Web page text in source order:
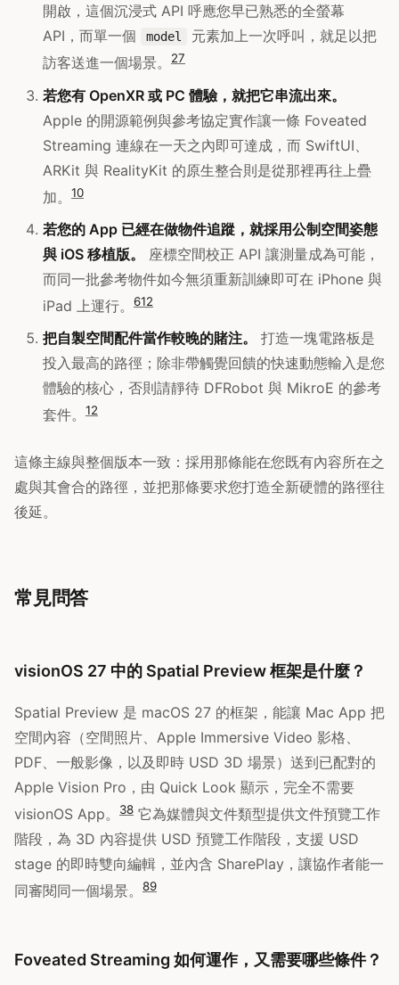
開啟，這個沉浸式 API 呼應您早已熟悉的全螢幕
API，而單一個
model
元素加上一次呼叫，就足以把
訪客送進一個場景。
27
若您有 OpenXR 或 PC 體驗，就把它串流出來。
Apple 的開源範例與參考協定實作讓一條 Foveated
Streaming 連線在一天之內即可達成，而 SwiftUI、
ARKit 與 RealityKit 的原生整合則是從那裡再往上疊
加。
10
若您的 App 已經在做物件追蹤，就採用公制空間姿態
與 iOS 移植版。
座標空間校正 API 讓測量成為可能，
而同一批參考物件如今無須重新訓練即可在 iPhone 與
iPad 上運行。
612
把自製空間配件當作較晚的賭注。
打造一塊電路板是
投入最高的路徑；除非帶觸覺回饋的快速動態輸入是您
體驗的核心，否則請靜待 DFRobot 與 MikroE 的參考
套件。
12
這條主線與整個版本一致：採用那條能在您既有內容所在之
處與其會合的路徑，並把那條要求您打造全新硬體的路徑往
後延。
常見問答
visionOS 27 中的 Spatial Preview 框架是什麼？
Spatial Preview 是 macOS 27 的框架，能讓 Mac App 把
空間內容（空間照片、Apple Immersive Video 影格、
PDF、一般影像，以及即時 USD 3D 場景）送到已配對的
Apple Vision Pro，由 Quick Look 顯示，完全不需要
visionOS App。
38 它為媒體與文件類型提供文件預覽工作
階段，為 3D 內容提供 USD 預覽工作階段，支援 USD
stage 的即時雙向編輯，並內含 SharePlay，讓協作者能一
同審閱同一個場景。
89
Foveated Streaming 如何運作，又需要哪些條件？